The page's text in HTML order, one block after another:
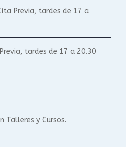
Previa, tardes de 17 a
tardes de 17 a 20.30
Talleres y Cursos.